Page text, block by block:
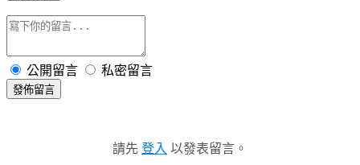
公開留言 私密留言
發佈留言
請先 登入 以發表留言。